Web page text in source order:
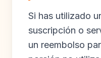
Si has utilizado
suscripción o
un reembolso